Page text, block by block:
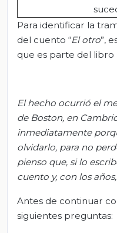
Para identificar la
del cuento “El otro”,
que es parte del libro
El hecho ocurrió el
de Boston, en
inmediatamente
olvidarlo, para no
pienso que, si lo
cuento y, con los
Antes de continuar
siguientes preguntas: